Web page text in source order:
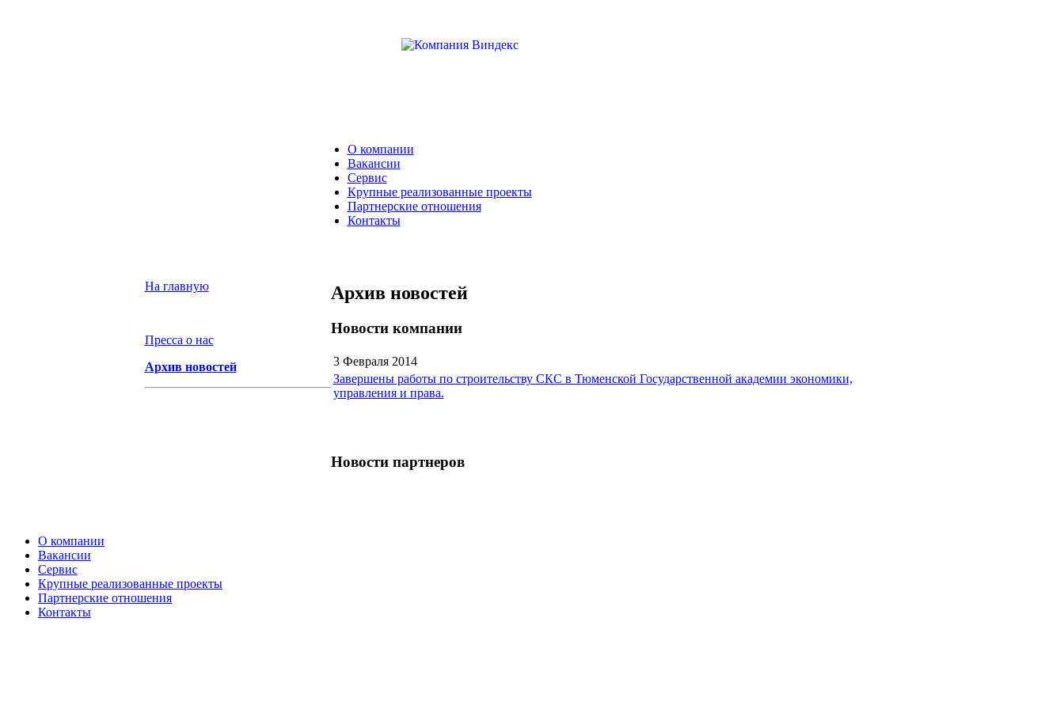
О компании
Вакансии
Сервис
Крупные реализованные проекты
Партнерские отношения
Контакты
На главную
Пресса о нас
Архив новостей
Архив новостей
Новости компании
3 Февраля 2014
Завершены работы по строительству СКС в Тюменской Государственной академии экономики,
управления и права.
Новости партнеров
О компании
Вакансии
Сервис
Крупные реализованные проекты
Партнерские отношения
Контакты